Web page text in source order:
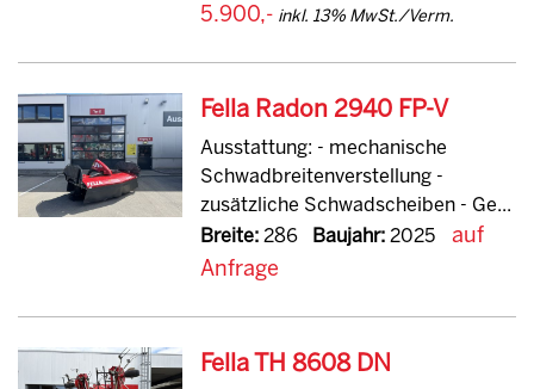
5.900,- inkl. 13% MwSt./Verm.
Fella Radon 2940 FP-V
Ausstattung: - mechanische
Schwadbreitenverstellung -
zusätzliche Schwadscheiben - Ge...
Breite:286 Baujahr:2025
auf
Anfrage
Fella TH 8608 DN